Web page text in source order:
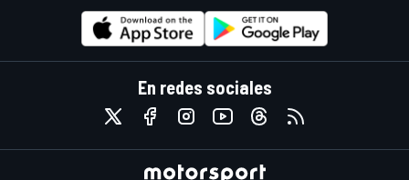
En redes sociales